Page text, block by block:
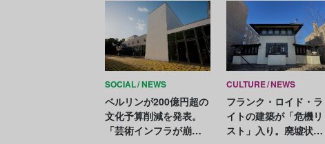
SOCIAL NEWS
ベルリンが200億円超の
文化予算削減を発表。
「芸術インフラが崩壊
CULTURE NEWS
フランク・ロイド・ラ
イトの建築が「危機リ
スト」入り。廃墟状態